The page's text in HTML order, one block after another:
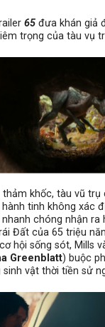
65 đưa khán giả
trọng của tàu vụ
khốc, tàu vũ trụ
tinh không xác
nhanh chóng nhận
Đất của 65 triệu
hội sống sót, Mills
Greenblatt) buộc
vật thời tiền sử